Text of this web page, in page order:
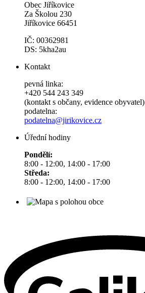
Obec Jiříkovice
Za Školou 230
Jiříkovice 66451
IČ: 00362981
DS: 5kha2au
Kontakt
pevná linka:
+420 544 243 349
(kontakt s občany, evidence obyvatel)
podatelna:
podatelna@jirikovice.cz
Úřední hodiny
Pondělí:
8:00 - 12:00, 14:00 - 17:00
Středa:
8:00 - 12:00, 14:00 - 17:00